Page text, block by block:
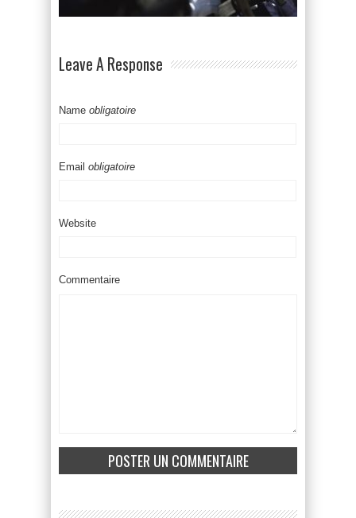
Leave A Response
Name obligatoire
Email obligatoire
Website
Commentaire